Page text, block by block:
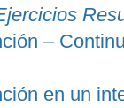
–
en un